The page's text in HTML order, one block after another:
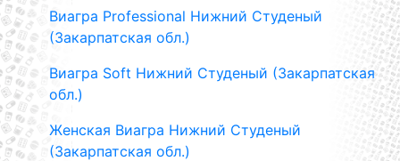
Виагра Professional Нижний Студеный
(Закарпатская обл.)
Виагра Soft Нижний Студеный (Закарпатская
обл.)
Женская Виагра Нижний Студеный
(Закарпатская обл.)